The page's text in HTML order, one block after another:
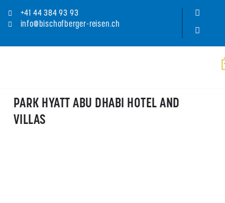
+41 44 384 93 93
info@bischofberger-reisen.ch
PARK HYATT ABU DHABI HOTEL AND
VILLAS